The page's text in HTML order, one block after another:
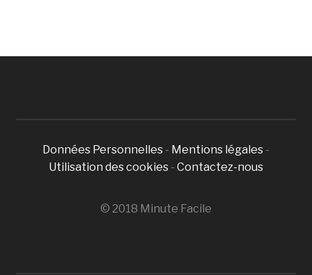
Données Personnelles - Mentions légales -
Utilisation des cookies - Contactez-nous
© 2018 Minute Facile